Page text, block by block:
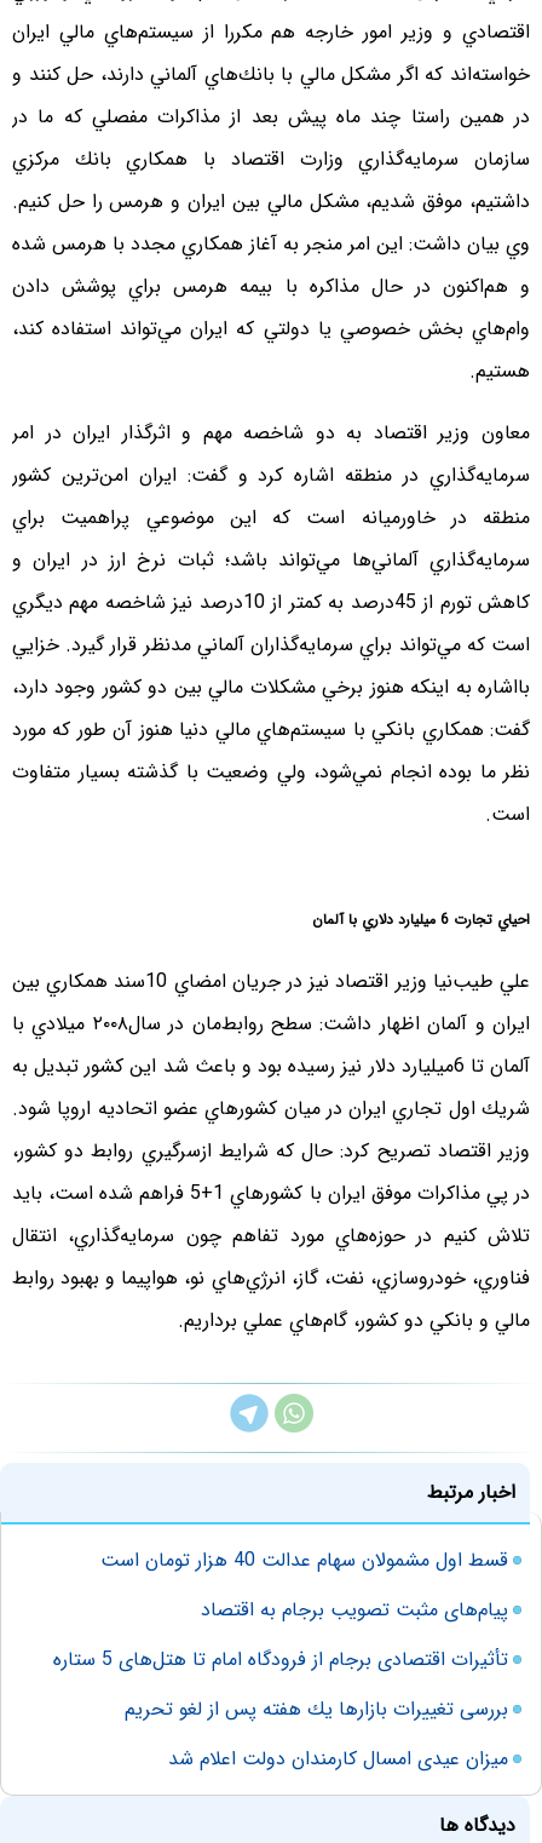
اقتصادي و وزير امور خارجه هم مكررا از سيستم‌هاي مالي ايران
خواسته‌اند كه اگر مشكل مالي با بانك‌هاي آلماني دارند، حل كنند و
در همين راستا چند ماه پيش بعد از مذاكرات مفصلي كه ما در
سازمان سرمايه‌گذاري وزارت اقتصاد با همكاري بانك مركزي
داشتيم، موفق شديم، مشكل مالي بين ايران و هرمس را حل كنيم.
وي بيان داشت: اين امر منجر به آغاز همكاري مجدد با هرمس شده
و هم‌اكنون در حال مذاكره با بيمه هرمس براي پوشش دادن
وام‌هاي بخش خصوصي يا دولتي كه ايران مي‌تواند استفاده كند،
هستيم.
معاون وزير اقتصاد به دو شاخصه مهم و اثرگذار ايران در امر
سرمايه‌گذاري در منطقه اشاره كرد و گفت: ايران امن‌ترين كشور
منطقه در خاورميانه است كه اين موضوعي پراهميت براي
سرمايه‌گذاري آلماني‌ها مي‌تواند باشد؛ ثبات نرخ ارز در ايران و
كاهش تورم از 45درصد به كمتر از 10درصد نيز شاخصه مهم ديگري
است كه مي‌تواند براي سرمايه‌گذاران آلماني مدنظر قرار گيرد. خزايي
بااشاره به اينكه هنوز برخي مشكلات مالي بين دو كشور وجود دارد،
گفت: همكاري‌ بانكي با سيستم‌هاي مالي دنيا هنوز آن طور كه مورد
نظر ما بوده انجام نمي‌شود، ولي وضعيت با گذشته بسيار متفاوت
است.
احياي تجارت 6 ميليارد دلاري با آلمان
علي طيب‌نيا وزير اقتصاد نيز در جريان امضاي 10سند همكاري بين
ايران و آلمان اظهار داشت: سطح روابط‌مان در سال۲۰۰۸ ميلادي با
آلمان‌ تا 6ميليارد دلار نيز رسيده بود و باعث شد‌ اين كشور‌ تبديل به
شريك اول تجاري ايران در ميان كشورهاي عضو اتحاديه اروپا شود.
وزير اقتصاد تصريح كرد: حال كه شرايط از‌سرگيري روابط دو كشور،
در پي مذاكرات موفق ايران با كشورهاي 1+5 فراهم شده است، بايد
تلاش كنيم در حوزه‌هاي مورد تفاهم چون سرمايه‌گذاري، انتقال
فناوري، خودروسازي، نفت، گاز، انرژي‌هاي نو، هواپيما و بهبود روابط
مالي و بانكي دو كشور، گام‌هاي عملي‌ برداريم.
اخبار مرتبط
قسط اول مشمولان سهام عدالت 40 هزار تومان است
پیام‌های مثبت تصویب برجام به اقتصاد
تأثیرات اقتصادی برجام از فرودگاه امام تا هتل‌های 5 ستاره
بررسی تغييرات بازارها يك هفته پس از لغو تحريم
میزان عیدی امسال کارمندان دولت اعلام شد
دیدگاه ها